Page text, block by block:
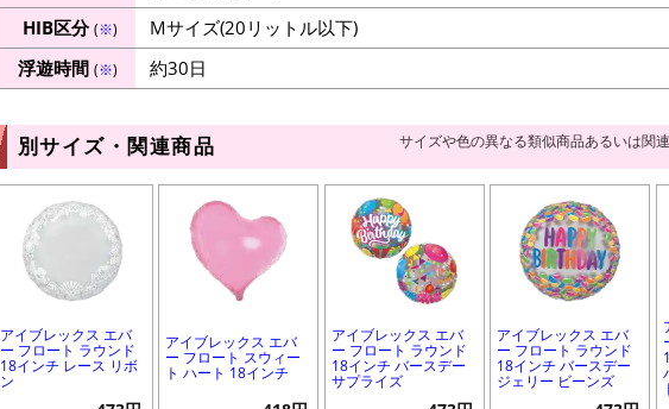
HIB区分(※)
Mサイズ(20リットル以下)
浮遊時間 (※) 約30日
別サイズ・関連商品 サイズや色の異なる類似商品あるいは関
アイブレックス エバ
ー フロート ラウンド
18インチ レース リボ
ン
アイブレックス エバ
ー フロート スウィー
ト ハート 18インチ
アイブレックス エバ
ー フロート ラウンド
18インチ バースデー
サプライズ
アイブレックス エバ
ー フロート ラウンド
18インチ バースデー
ジェリー ビーンズ